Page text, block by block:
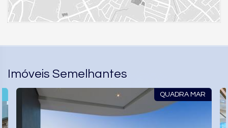
Imóveis Semelhantes
QUADRA MAR